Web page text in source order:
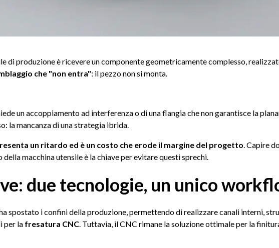
di produzione è ricevere un componente geometricamente complesso,
che "non entra": il pezzo non si monta.
un accoppiamento ad interferenza o di una flangia che non garantisce la
la mancanza di una strategia ibrida.
un ritardo ed è un costo che erode il margine del progetto. Capire
macchina utensile è la chiave per evitare questi sprechi.
due tecnologie, un unico
spostato i confini della produzione, permettendo di realizzare canali interni,
per la fresatura CNC. Tuttavia, il CNC rimane la soluzione ottimale per la